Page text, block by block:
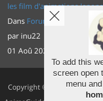
les film d'animations
Dans Forum Principal
par inu22
01 Aoû 2026 20:56
Copyright ©
To add this
screen open
menu